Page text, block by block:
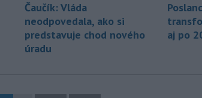
Čaučík: Vláda
neodpovedala, ako si
predstavuje chod nového
úradu
aj po